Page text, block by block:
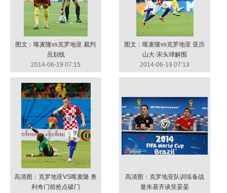
图文：喀麦隆vs克罗地亚 裁判
员划线
2014-06-19 07:15
图文：喀麦隆vs克罗地亚 亚历
山大·宋头球解围
2014-06-19 07:13
高清图：克罗地亚VS喀麦隆 奥
利奇门前抢点破门
高清图：克罗地亚队训练备战
曼朱基齐谈笑晏晏